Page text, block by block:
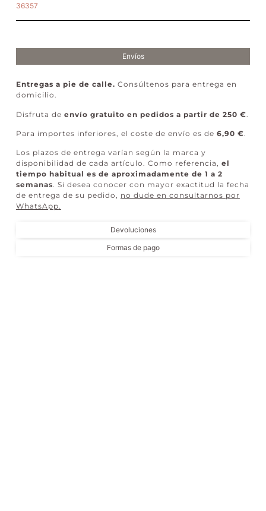
36357
Envíos
Devoluciones
Formas de pago
Entregas a pie de calle. Consúltenos para entrega en
domicilio.
Disfruta de envío gratuito en pedidos a partir de 250 €
Para importes inferiores, el coste de envío es de 6,90 €.
Los plazos de entrega varían según la marca y
disponibilidad de cada artículo. Como referencia, el
tiempo habitual es de aproximadamente de 1 a 2
semanas. Si desea conocer con mayor exactitud la fecha
de entrega de su pedido, no dude en consultarnos por
WhatsApp.